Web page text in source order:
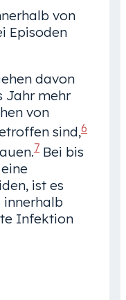
von
Episoden
davon
Jahr mehr
von
sind,6
7 Bei bis
ist es
innerhalb
Infektion